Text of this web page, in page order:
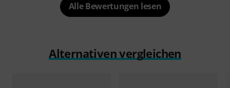
Alle Bewertungen lesen
Alternativen vergleichen